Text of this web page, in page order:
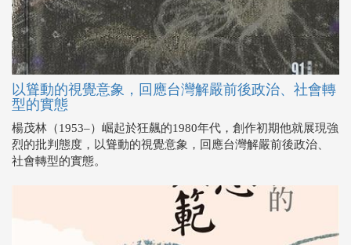
以聳動的視覺意象，回應台灣解嚴前後政治、社會轉
型的實態
楊茂林（1953–）崛起於狂飆的1980年代，創作初期他就展現強
烈的批判態度，以聳動的視覺意象，回應台灣解嚴前後政治、
社會轉型的實態。